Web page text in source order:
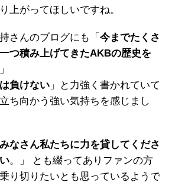
上がってほしいですね。
さんのブログにも「 今までたくさ
つ積み上げてきたAKBの歴史を
」
負けない 」と力強く書かれていて
ち向かう強い気持ちを感じまし
なさん私たちに力を貸してくださ
。」 とも綴ってありファンの方
り切りたいとも思っているようで